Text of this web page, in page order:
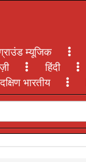
म्यूजिक
हिंदी
दक्षिण भारतीय